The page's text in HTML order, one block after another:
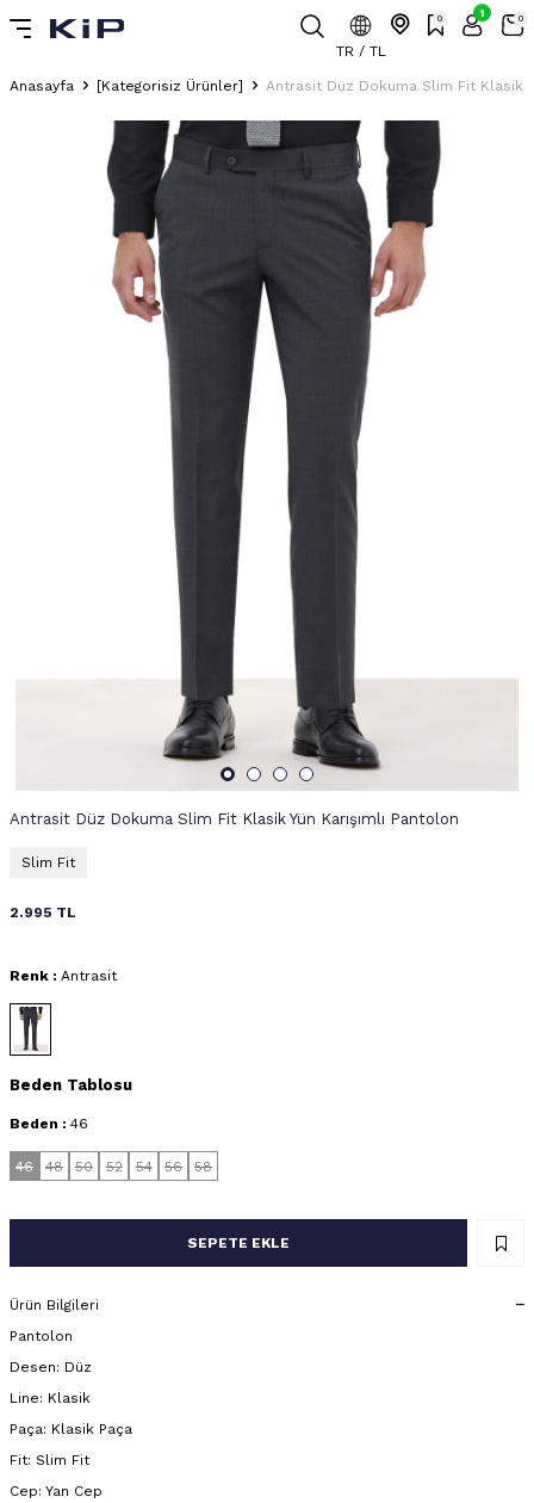
TR / TL
0 1 0
Anasayfa [Kategorisiz Ürünler] Antrasit Düz Dokuma Slim Fit Klasik
Antrasit Düz Dokuma Slim Fit Klasik Yün Karışımlı Pantolon
Slim Fit
2.995 TL
Renk : Antrasit
Beden Tablosu
Beden : 46
46 48 50 52 54 56 58
SEPETE EKLE
Ürün Bilgileri
Pantolon
Desen: Düz
Line: Klasik
Paça: Klasik Paça
Fit: Slim Fit
Cep: Yan Cep